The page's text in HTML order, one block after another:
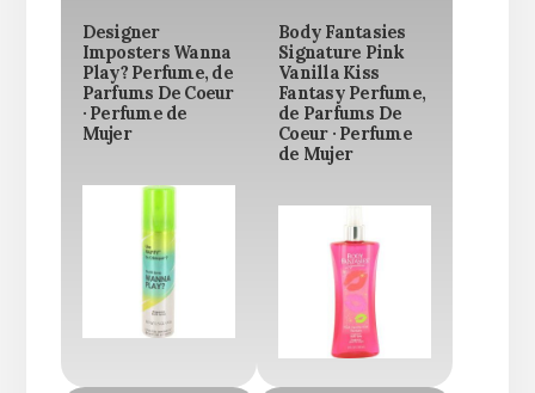
Designer
Imposters Wanna
Play? Perfume, de
Parfums De Coeur
· Perfume de
Mujer
Body Fantasies
Signature Pink
Vanilla Kiss
Fantasy Perfume,
de Parfums De
Coeur · Perfume
de Mujer